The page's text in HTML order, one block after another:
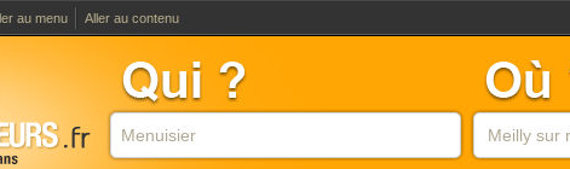
au menu Aller au contenu